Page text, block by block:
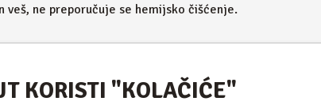
veš, ne preporučuje se hemijsko čišćenje.
KORISTI "KOLAČIĆE"